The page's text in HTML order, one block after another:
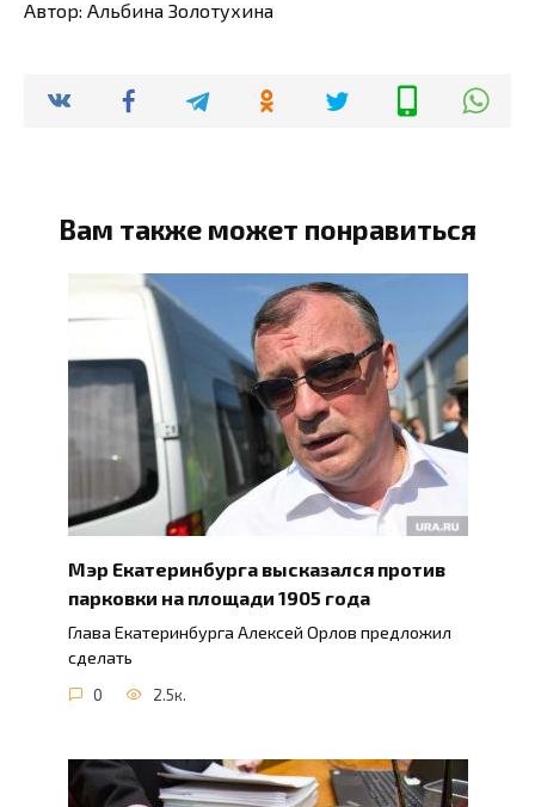
Автор: Альбина Золотухина
Вам также может понравиться
Мэр Екатеринбурга высказался против
парковки на площади 1905 года
Глава Екатеринбурга Алексей Орлов предложил
сделать
0 2.5к.